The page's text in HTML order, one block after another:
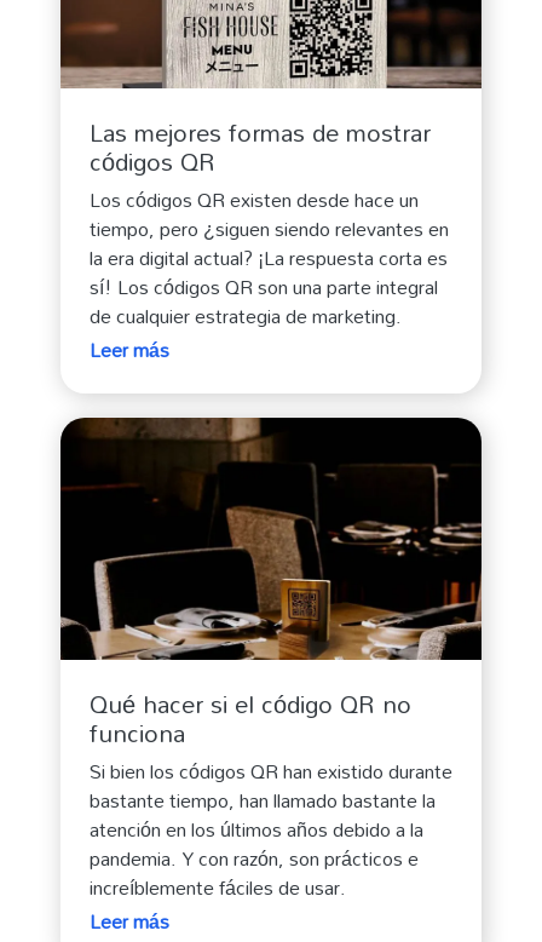
Las mejores formas de mostrar
códigos QR
Los códigos QR existen desde hace un
tiempo, pero ¿siguen siendo relevantes en
la era digital actual? ¡La respuesta corta es
sí! Los códigos QR son una parte integral
de cualquier estrategia de marketing.
Leer más
Qué hacer si el código QR no
funciona
Si bien los códigos QR han existido durante
bastante tiempo, han llamado bastante la
atención en los últimos años debido a la
pandemia. Y con razón, son prácticos e
increíblemente fáciles de usar.
Leer más